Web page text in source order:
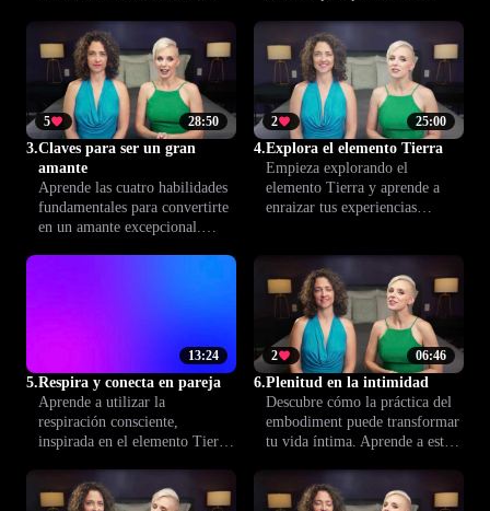
bienestar íntimo y mejorar tus
relaciones, siempre en un
espacio seguro y guiado por
profesionales.
pareja. Esta lección te ayuda a
crear una base segura y
satisfactoria en tu relación.
28:50
5
3.Claves para ser un gran
amante
Aprende las cuatro habilidades
fundamentales para convertirte
en un amante excepcional.
25:00
2
4.Explora el elemento Tierra
Empieza explorando el
elemento Tierra y aprende a
enraizar tus experiencias
equilibrio, seguridad y placer
en tus relaciones íntimas.
13:24
5.Respira y conecta en pareja
Aprende a utilizar la
respiración consciente,
inspirada en el elemento Tierra,
fisiológico con tu pareja. Esta
lección te ofrece técnicas
06:46
2
6.Plenitud en la intimidad
Descubre cómo la práctica del
embodiment puede transformar
tu vida íntima. Aprende a estar
mejorando la conexión con tu
pareja y creando experiencias